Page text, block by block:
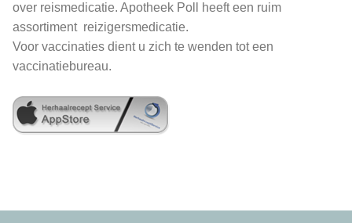
over reismedicatie. Apotheek Poll heeft een ruim
assortiment reizigersmedicatie.
Voor vaccinaties dient u zich te wenden tot een
vaccinatiebureau.